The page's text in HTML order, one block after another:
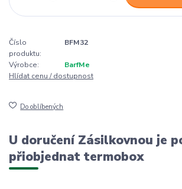
Číslo
produktu:
BFM32
Výrobce:
BarfMe
Hlídat cenu / dostupnost
Do oblíbených
U doručení Zásilkovnou je
přiobjednat termobox